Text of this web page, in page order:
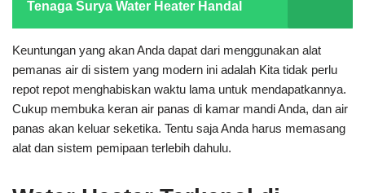
Tenaga Surya Water Heater Handal
Keuntungan yang akan Anda dapat dari menggunakan alat
pemanas air di sistem yang modern ini adalah Kita tidak perlu
repot repot menghabiskan waktu lama untuk mendapatkannya.
Cukup membuka keran air panas di kamar mandi Anda, dan air
panas akan keluar seketika. Tentu saja Anda harus memasang
alat dan sistem pemipaan terlebih dahulu.